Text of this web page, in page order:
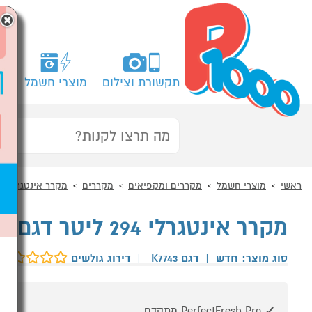
תקשורת וצילום מוצרי חשמל
ראשי מוצרי חשמל מקררים ומקפיאים מקררים מקרר אינטגרלי
מקרר אינטגרלי 294 ליטר דגם K 7743 מילה MIELE
סוג מוצר: חדש | דגם K7743 | דירוג גולשים
×